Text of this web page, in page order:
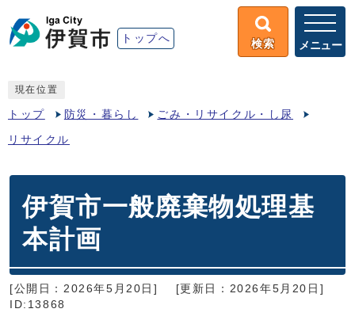
トップへ 検索 メニュー
現在位置
トップ 防災・暮らし ごみ・リサイクル・し尿
リサイクル
伊賀市一般廃棄物処理基
本計画
[公開日：2026年5月20日]
[更新日：2026年5月20日]
ID:13868